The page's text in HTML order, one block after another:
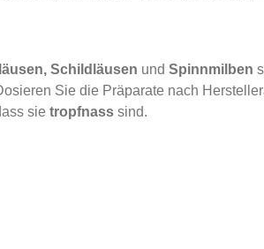
Schildläusen und Spinnmilben
Sie die Präparate nach
sie tropfnass sind.